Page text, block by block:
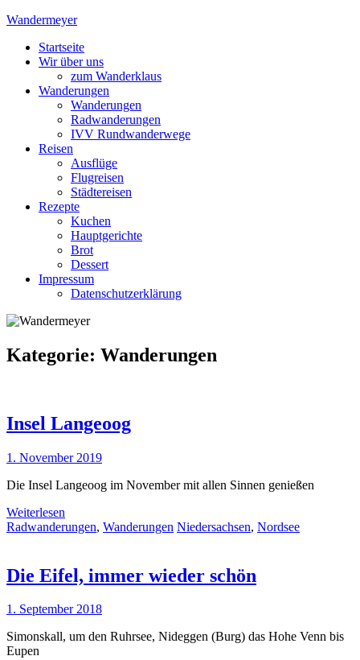
Skip
content
Wandermeyer
Das Wandern ist des Meyers Lust
Startseite
Wir über uns
zum Wanderklaus
Wanderungen
Wanderungen
Radwanderungen
IVV Rundwanderwege
Reisen
Ausflüge
Flugreisen
Städtereisen
Rezepte
Kuchen
Hauptgerichte
Brot
Dessert
Impressum
Datenschutzerklärung
Kategorie: Wanderungen
Insel Langeoog
1. November 2019
Die Insel Langeoog im November mit allen Sinnen genießen
Weiterlesen
Radwanderungen, Wanderungen Niedersachsen, Nordsee
Die Eifel, immer wieder schön
1. September 2018
Simonskall, um den Ruhrsee, Nideggen (Burg) das Hohe Venn bis
Eupen